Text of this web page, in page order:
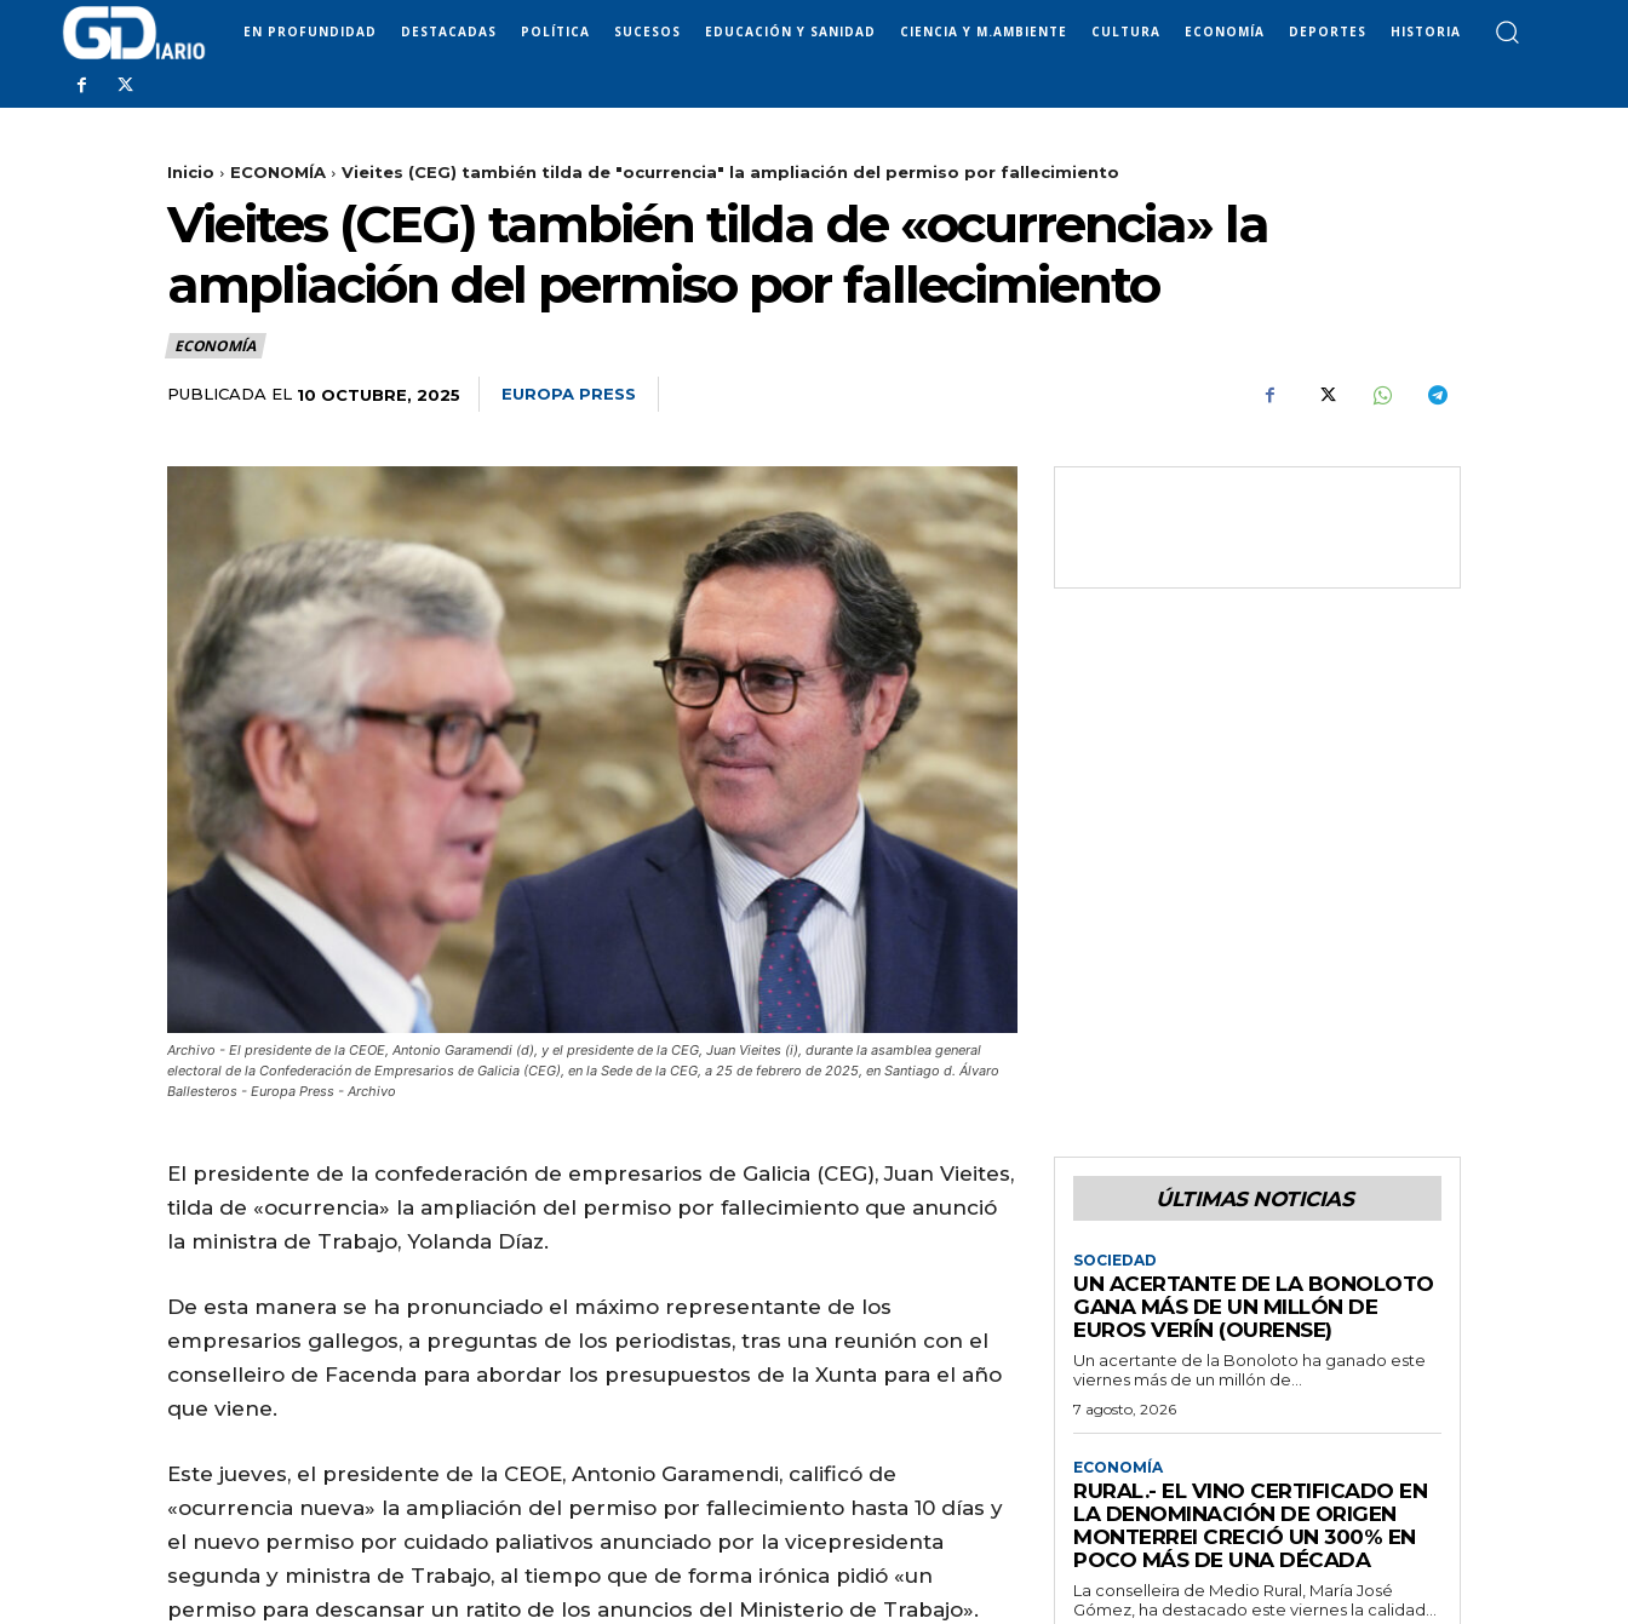
EN PROFUNDIDAD DESTACADAS POLÍTICA SUCESOS EDUCACIÓN Y SANIDAD CIENCIA Y M.AMBIENTE CULTURA ECONOMÍA DEPORTES HISTORIA
Inicio ECONOMÍA Vieites (CEG) también tilda de "ocurrencia" la ampliación del permiso por fallecimiento
Vieites (CEG) también tilda de «ocurrencia» la
ampliación del permiso por fallecimiento
ECONOMÍA
PUBLICADA EL 10 OCTUBRE, 2025 EUROPA PRESS
Archivo - El presidente de la CEOE, Antonio Garamendi (d), y el presidente de la CEG, Juan Vieites (i), durante la asamblea general
electoral de la Confederación de Empresarios de Galicia (CEG), en la Sede de la CEG, a 25 de febrero de 2025, en Santiago d. Álvaro
Ballesteros - Europa Press - Archivo
El presidente de la confederación de empresarios de Galicia (CEG), Juan Vieites,
tilda de «ocurrencia» la ampliación del permiso por fallecimiento que anunció
la ministra de Trabajo, Yolanda Díaz.
De esta manera se ha pronunciado el máximo representante de los
empresarios gallegos, a preguntas de los periodistas, tras una reunión con el
conselleiro de Facenda para abordar los presupuestos de la Xunta para el año
que viene.
Este jueves, el presidente de la CEOE, Antonio Garamendi, calificó de
«ocurrencia nueva» la ampliación del permiso por fallecimiento hasta 10 días y
el nuevo permiso por cuidado paliativos anunciado por la vicepresidenta
segunda y ministra de Trabajo, al tiempo que de forma irónica pidió «un
permiso para descansar un ratito de los anuncios del Ministerio de Trabajo».
ÚLTIMAS NOTICIAS
SOCIEDAD
UN ACERTANTE DE LA BONOLOTO
GANA MÁS DE UN MILLÓN DE
EUROS VERÍN (OURENSE)
Un acertante de la Bonoloto ha ganado este
viernes más de un millón de...
7 agosto, 2026
ECONOMÍA
RURAL.- EL VINO CERTIFICADO EN
LA DENOMINACIÓN DE ORIGEN
MONTERREI CRECIÓ UN 300% EN
POCO MÁS DE UNA DÉCADA
La conselleira de Medio Rural, María José
Gómez, ha destacado este viernes la calidad...